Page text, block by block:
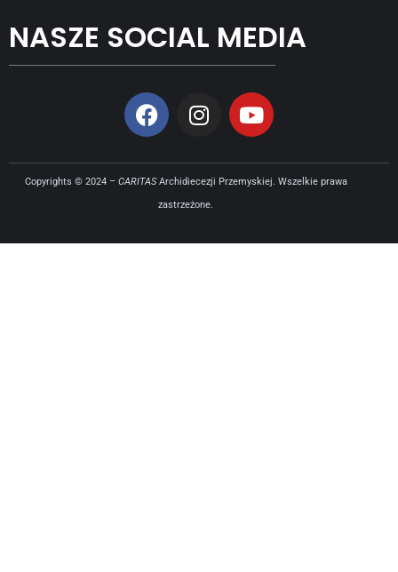
NASZE SOCIAL MEDIA
Copyrights © 2024 – CARITASArchidiecezji Przemyskiej. Wszelkie prawa
zastrzeżone.